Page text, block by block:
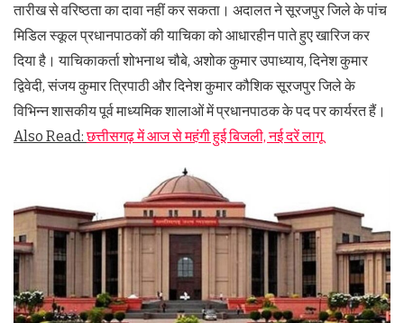
तारीख से वरिष्ठता का दावा नहीं कर सकता। अदालत ने सूरजपुर जिले के पांच
मिडिल स्कूल प्रधानपाठकों की याचिका को आधारहीन पाते हुए खारिज कर
दिया है। याचिकाकर्ता शोभनाथ चौबे, अशोक कुमार उपाध्याय, दिनेश कुमार
द्विवेदी, संजय कुमार त्रिपाठी और दिनेश कुमार कौशिक सूरजपुर जिले के
विभिन्न शासकीय पूर्व माध्यमिक शालाओं में प्रधानपाठक के पद पर कार्यरत हैं।
Also Read:छत्तीसगढ़ में आज से महंगी हुई बिजली, नई दरें लागू